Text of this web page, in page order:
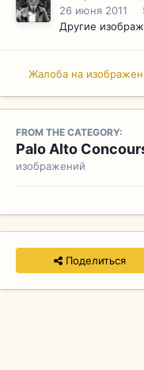
26 июня 2011
Другие
Жалоба на
FROM THE CATEGORY:
Palo Alto
изображений
Поделиться